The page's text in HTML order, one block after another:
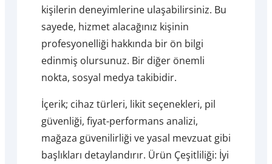
kişilerin deneyimlerine ulaşabilirsiniz. Bu
sayede, hizmet alacağınız kişinin
profesyonelliği hakkında bir ön bilgi
edinmiş olursunuz. Bir diğer önemli
nokta, sosyal medya takibidir.
İçerik; cihaz türleri, likit seçenekleri, pil
güvenliği, fiyat-performans analizi,
mağaza güvenilirliği ve yasal mevzuat gibi
başlıkları detaylandırır. Ürün Çeşitliliği: İyi